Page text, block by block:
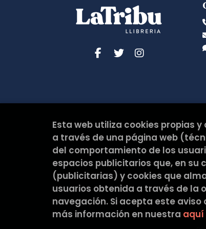
Esta web utiliza cookies propias
a través de una página web
del comportamiento de los
espacios publicitarios que, en su
(publicitarias) y cookies que
usuarios obtenida a través de la
navegación. Si acepta este
más información en nuestra aquí